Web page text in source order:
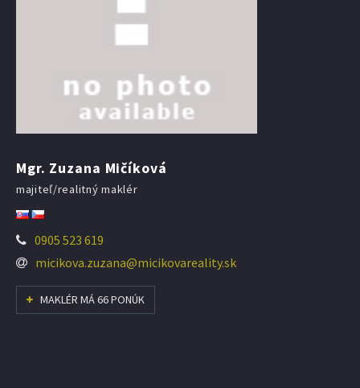
Mgr. Zuzana Mičíková
majiteľ/realitný maklér
0905 523 619
micikova.zuzana@micikovareality.sk
MAKLÉR MÁ 66 PONÚK